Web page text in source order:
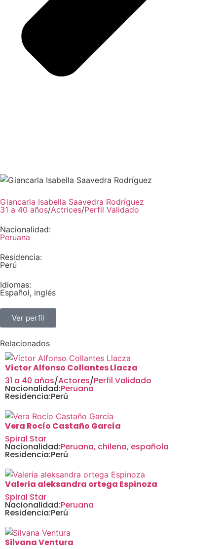
Giancarla Isabella Saavedra Rodríguez
31 a 40 años/Actrices/Perfil Validado
Nacionalidad:
Peruana
Residencia:
Perú
Idiomas:
Español, inglés
Ver perfil
Relacionados
Víctor Alfonso Collantes Llacza
31 a 40 años/Actores/Perfil Validado
Nacionalidad:Peruana
Residencia:Perú
Vera Rocío Castaño García
Spiral Star
Nacionalidad:Peruana, chilena, española
Residencia:Perú
Valeria aleksandra ortega Espinoza
Spiral Star
Nacionalidad:Peruana
Residencia:Perú
Silvana Ventura